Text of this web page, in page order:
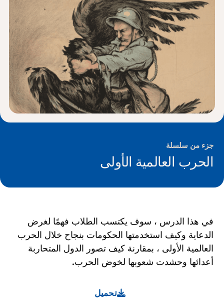
شارك
جزء من سلسلة
الحرب العالمية الأولى
في هذا الدرس ، سوف يكتسب الطلاب فهمًا لغرض
الدعاية وكيف استخدمتها الحكومات بنجاح خلال الحرب
العالمية الأولى ، بمقارنة كيف تصور الدول المتحاربة
أعدائها وحشدت شعوبها لخوض الحرب.
تحميل